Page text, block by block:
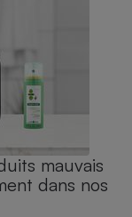
mauvais
dans nos